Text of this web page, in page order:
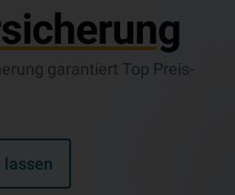
garantiert Top Preis-
lassen